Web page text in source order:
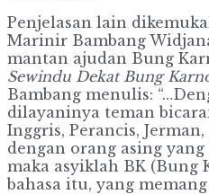
Penjelasan lain
Marinir Bambang
mantan ajudan Bung
Sewindu Dekat Bung
Bambang menulis:
dilayaninya teman
Inggris, Perancis,
dengan orang asing yang
maka asyiklah BK (Bung
bahasa itu, yang memang